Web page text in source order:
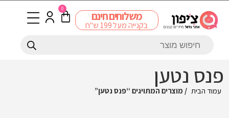
משלוחים חינם
בקנייה מעל 199 ש"ח
0
פנס נטען
עמוד הבית / מוצרים המתויגים “פנס נטען”